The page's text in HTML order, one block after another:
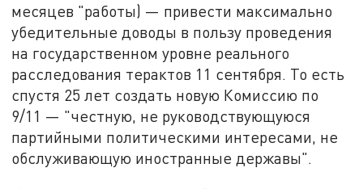
месяцев "работы) — привести максимально
убедительные доводы в пользу проведения
на государственном уровне реального
расследования терактов 11 сентября. То есть
спустя 25 лет создать новую Комиссию по
9/11 — "честную, не руководствующуюся
партийными политическими интересами, не
обслуживающую иностранные державы".